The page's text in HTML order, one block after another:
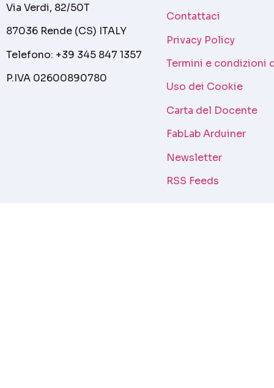
Via Verdi, 82/50T
87036 Rende (CS) ITALY
Telefono: +39 345 847 1357
P.IVA 02600890780
Contattaci
Privacy Policy
Termini e condizioni
Uso dei Cookie
Carta del Docente
FabLab Arduiner
Newsletter
RSS Feeds